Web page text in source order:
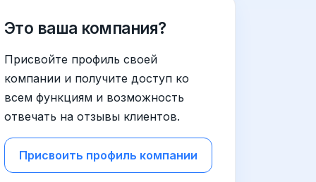
Это ваша компания?
Присвойте профиль своей
компании и получите доступ ко
всем функциям и возможность
отвечать на отзывы клиентов.
Присвоить профиль компании